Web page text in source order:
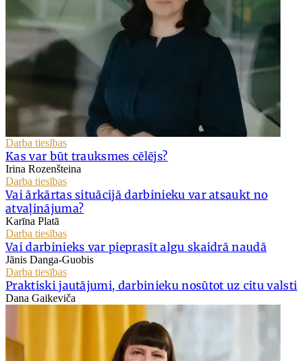
Darba tiesības
Kas var būt trauksmes cēlējs?
Irina Rozenšteina
Darba tiesības
Vai ārkārtas situācijā darbinieku var atsaukt no
atvaļinājuma?
Karīna Platā
Darba tiesības
Vai darbinieks var pieprasīt algu skaidrā naudā
Jānis Danga-Guobis
Darba tiesības
Praktiski jautājumi, darbinieku nosūtot uz citu valsti
Dana Gaikeviča